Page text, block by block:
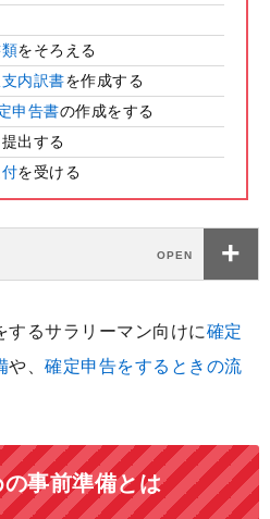
をそろえる
内訳書を作成する
申告書の作成をする
出する
を受ける
るサラリーマン向けに確定
や、 確定申告をするときの流
事前準備とは